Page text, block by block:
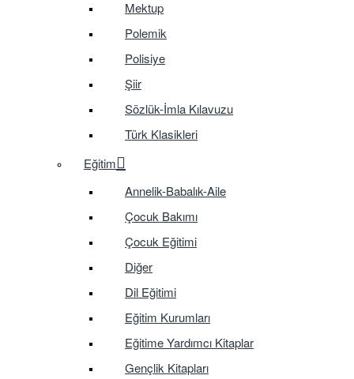
Mektup
Polemik
Polisiye
Şiir
Sözlük-İmla Kılavuzu
Türk Klasikleri
Eğitim
Annelik-Babalık-Aile
Çocuk Bakımı
Çocuk Eğitimi
Diğer
Dil Eğitimi
Eğitim Kurumları
Eğitime Yardımcı Kitaplar
Gençlik Kitapları